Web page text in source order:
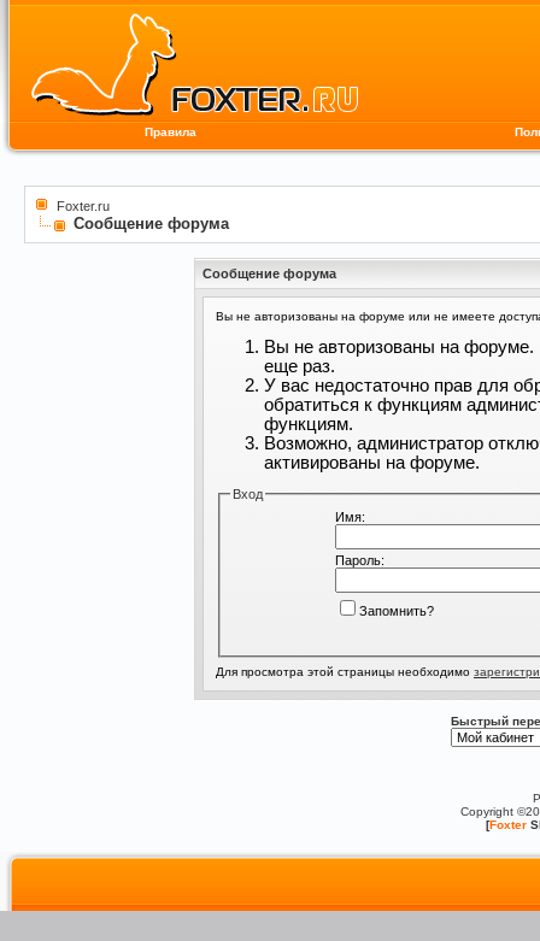
Правила
Foxter.ru
Сообщение форума
Сообщение форума
Вы не авторизованы на форуме или не имеете
Вы не авторизованы на форуме.
еще раз.
У вас недостаточно прав для
обратиться к функциям
функциям.
Возможно, администратор
активированы на форуме.
Вход
Имя:
Пароль:
Запомнить?
Для просмотра этой страницы необходимо
Быстрый
Copyright
[Foxter